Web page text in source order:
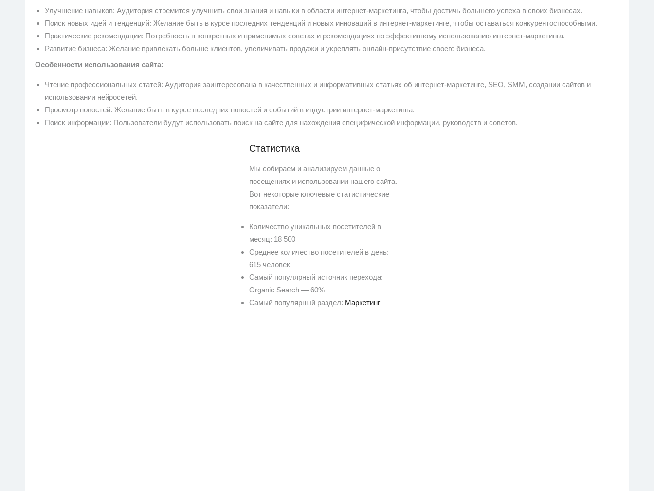
Улучшение навыков: Аудитория стремится улучшить свои знания и навыки в области интернет-маркетинга, чтобы достичь большего успеха в своих бизнесах.
Поиск новых идей и тенденций: Желание быть в курсе последних тенденций и новых инноваций в интернет-маркетинге, чтобы оставаться конкурентоспособными.
Практические рекомендации: Потребность в конкретных и применимых советах и рекомендациях по эффективному использованию интернет-маркетинга.
Развитие бизнеса: Желание привлекать больше клиентов, увеличивать продажи и укреплять онлайн-присутствие своего бизнеса.
Особенности использования сайта:
Чтение профессиональных статей: Аудитория заинтересована в качественных и информативных статьях об интернет-маркетинге, SEO, SMM, создании сайтов и
использовании нейросетей.
Просмотр новостей: Желание быть в курсе последних новостей и событий в индустрии интернет-маркетинга.
Поиск информации: Пользователи будут использовать поиск на сайте для нахождения специфической информации, руководств и советов.
Статистика
Мы собираем и анализируем данные о
посещениях и использовании нашего сайта.
Вот некоторые ключевые статистические
показатели:
Количество уникальных посетителей в
месяц: 18 500
Среднее количество посетителей в день:
615 человек
Самый популярный источник перехода:
Organic Search — 60%
Самый популярный раздел: Маркетинг